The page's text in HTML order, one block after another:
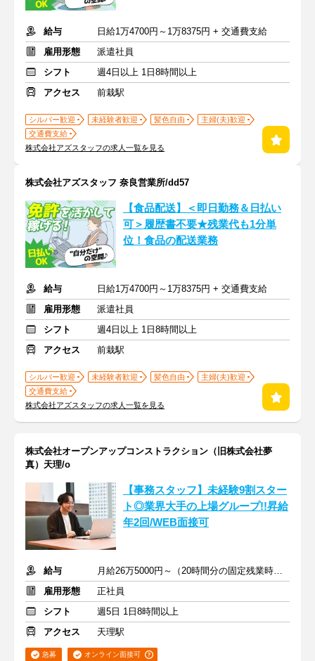
給与
日給1万4700円～1万8375円 + 交通費支給
雇用形態
派遣社員
シフト
週4日以上 1日8時間以上
アクセス
前栽駅
シルバー歓迎 未経験者歓迎 髪色自由
主婦(夫)歓迎
交通費支給
株式会社アズスタッフの求人一覧を見る
株式会社アズスタッフ 奈良営業所/dd57
【食品配送】＜即日勤務＆日払い
可＞履歴書不要★残業代も1分単
位！食品の配送業務
給与
日給1万4700円～1万8375円 + 交通費支給
雇用形態
派遣社員
シフト
週4日以上 1日8時間以上
アクセス
前栽駅
シルバー歓迎 未経験者歓迎 髪色自由
主婦(夫)歓迎
交通費支給
株式会社アズスタッフの求人一覧を見る
株式会社オープンアップコンストラクション（旧株式会社夢
真）天理/o
【事務スタッフ】未経験9割スター
ト◎業界大手の上場グループ!!昇給
年2回/WEB面接可
給与
月給26万5000円～（20時間分の固定残業時間代を含む）
雇用形態
正社員
シフト
週5日 1日8時間以上
アクセス
天理駅
急募 オンライン面接可